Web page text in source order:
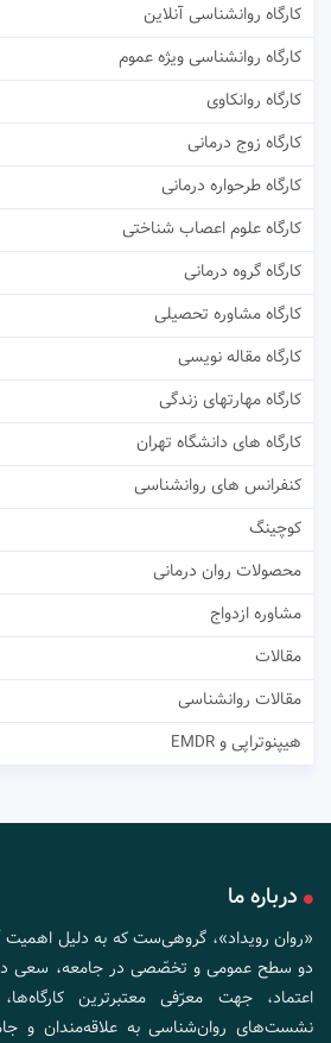
کارگاه روانشناسی آنلاین
کارگاه روانشناسی ویژه عموم
کارگاه روانکاوی
کارگاه زوج درمانی
کارگاه طرحواره درمانی
کارگاه علوم اعصاب شناختی
کارگاه گروه درمانی
کارگاه مشاوره تحصیلی
کارگاه مقاله نویسی
کارگاه مهارتهای زندگی
کارگاه های دانشگاه تهران
کنفرانس های روانشناسی
کوچینگ
محصولات روان درمانی
مشاوره ازدواج
مقالات
مقالات روانشناسی
هیپنوتراپی و EMDR
درباره ما
«روان رویداد»، گروهی‌ست که به دلیل
دو سطح عمومی و تخصّصی در جامعه، سعی
اعتماد، جهت معرّفی معتبرترین
نشست‌های روان‌شناسی به علاقه‌مندان و